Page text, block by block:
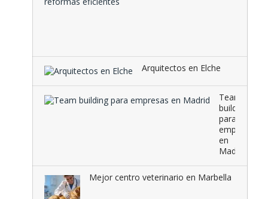
Arquitectos en Elche
Team
building
para
empresas
en
Madrid
Mejor centro veterinario en Marbella